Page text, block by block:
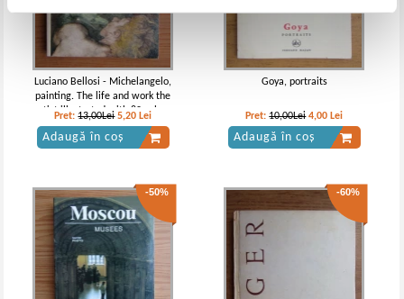
Luciano Bellosi - Michelangelo,
painting. The life and work the
artist illustrated with 80 colour
plates
Pret:13,00Lei 5,20 Lei
Adaugă în coș
Goya, portraits
Pret:10,00Lei 4,00 Lei
Adaugă în coș
-50% -60%